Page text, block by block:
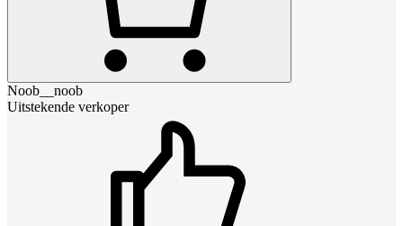
Noob__noob
Uitstekende verkoper